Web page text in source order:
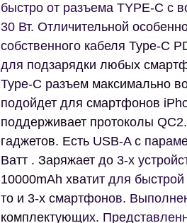
быстро от разъема TYPE-C с
30 Вт. Отличительной
собственного кабеля Type-C
для подзарядки любых
Type-C разъем максимально
подойдет для смартфонов
поддерживает протоколы
гаджетов. Есть USB-A c
Ватт . Заряжает до 3-х
10000mAh хватит для
то и 3-х смартфонов.
комплектующих.